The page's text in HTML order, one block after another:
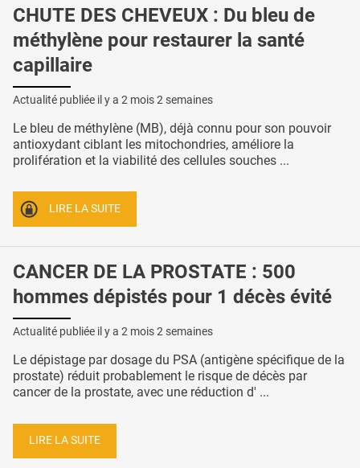
CHUTE DES CHEVEUX : Du bleu de
méthylène pour restaurer la santé
capillaire
Actualité publiée il y a 2 mois 2 semaines
Le bleu de méthylène (MB), déjà connu pour son pouvoir
antioxydant ciblant les mitochondries, améliore la
prolifération et la viabilité des cellules souches ...
LIRE LA SUITE
CANCER DE LA PROSTATE : 500
hommes dépistés pour 1 décès évité
Actualité publiée il y a 2 mois 2 semaines
Le dépistage par dosage du PSA (antigène spécifique de la
prostate) réduit probablement le risque de décès par
cancer de la prostate, avec une réduction d' ...
LIRE LA SUITE